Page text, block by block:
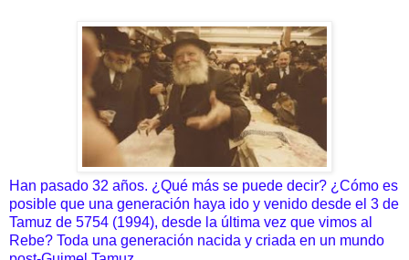
Han pasado 32 años. ¿Qué más se puede decir? ¿Cómo es
posible que una generación haya ido y venido desde el 3 de
Tamuz de 5754 (1994), desde la última vez que vimos al
Rebe? Toda una generación nacida y criada en un mundo